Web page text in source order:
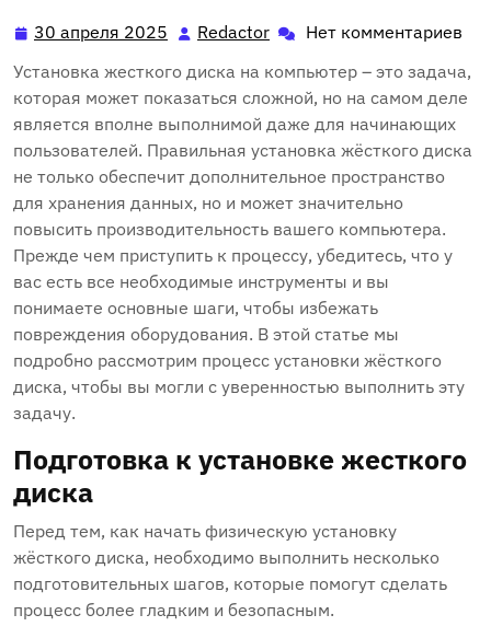
30 апреля 2025 30
2025
Redactor Redactor
Нет комментариев
Установка жесткого диска на компьютер – это задача‚
которая может показаться сложной‚ но на самом деле
является вполне выполнимой даже для начинающих
пользователей. Правильная установка жёсткого диска
не только обеспечит дополнительное пространство
для хранения данных‚ но и может значительно
повысить производительность вашего компьютера.
Прежде чем приступить к процессу‚ убедитесь‚ что у
вас есть все необходимые инструменты и вы
понимаете основные шаги‚ чтобы избежать
повреждения оборудования. В этой статье мы
подробно рассмотрим процесс установки жёсткого
диска‚ чтобы вы могли с уверенностью выполнить эту
задачу.
Подготовка к установке жесткого
диска
Перед тем‚ как начать физическую установку
жёсткого диска‚ необходимо выполнить несколько
подготовительных шагов‚ которые помогут сделать
процесс более гладким и безопасным.